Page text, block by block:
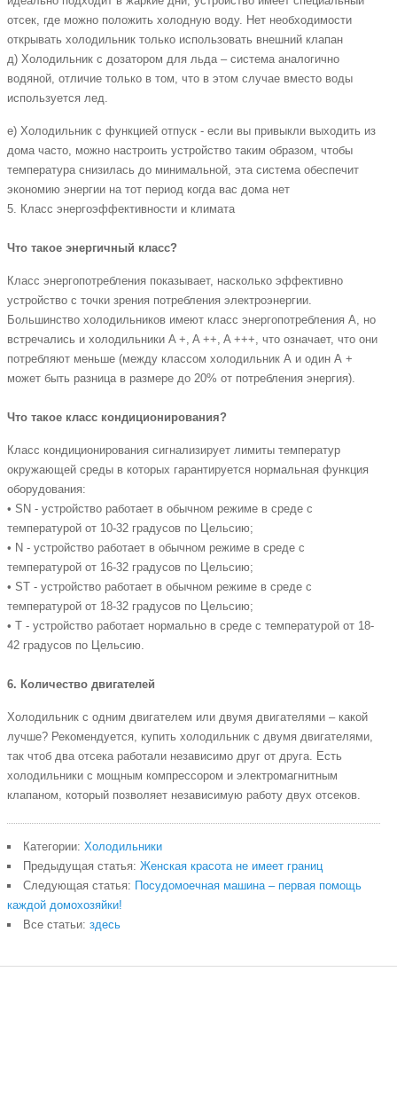
отсек, где можно положить холодную воду. Нет необходимости
открывать холодильник только использовать внешний клапан
д) Холодильник с дозатором для льда – система аналогично
водяной, отличие только в том, что в этом случае вместо воды
используется лед.
е) Холодильник с функцией отпуск - если вы привыкли выходить из
дома часто, можно настроить устройство таким образом, чтобы
температура снизилась до минимальной, эта система обеспечит
экономию энергии на тот период когда вас дома нет
5. Класс энергоэффективности и климата
Что такое энергичный класс?
Класс энергопотребления показывает, насколько эффективно
устройство с точки зрения потребления электроэнергии.
Большинство холодильников имеют класс энергопотребления A, но
встречались и холодильники A +, A ++, A +++, что означает, что они
потребляют меньше (между классом холодильник А и один А +
может быть разница в размере до 20% от потребления энергия).
Что такое класс кондиционирования?
Класс кондиционирования сигнализирует лимиты температур
окружающей среды в которых гарантируется нормальная функция
оборудования:
• SN - устройство работает в обычном режиме в среде с
температурой от 10-32 градусов по Цельсию;
• N - устройство работает в обычном режиме в среде с
температурой от 16-32 градусов по Цельсию;
• ST - устройство работает в обычном режиме в среде с
температурой от 18-32 градусов по Цельсию;
• Т - устройство работает нормально в среде с температурой от 18-
42 градусов по Цельсию.
6. Количество двигателей
Холодильник с одним двигателем или двумя двигателями – какой
лучше? Рекомендуется, купить холодильник с двумя двигателями,
так чтоб два отсека работали независимо друг от друга. Есть
холодильники с мощным компрессором и электромагнитным
клапаном, который позволяет независимую работу двух отсеков.
Категории: Холодильники
Предыдущая статья: Женская красота не имеет границ
Следующая статья: Посудомоечная машина – первая помощь
каждой домохозяйки!
Все статьи: здесь